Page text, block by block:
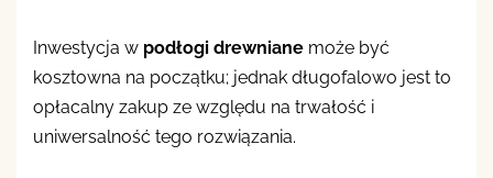
Inwestycja w podłogi drewniane może być
kosztowna na początku; jednak długofalowo jest to
opłacalny zakup ze względu na trwałość i
uniwersalność tego rozwiązania.